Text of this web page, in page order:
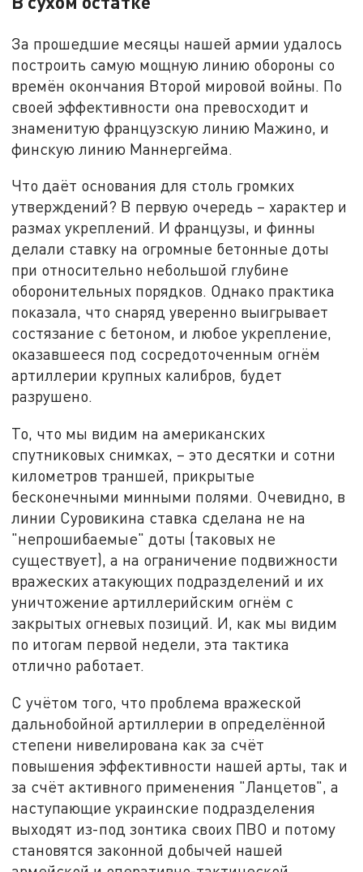
За прошедшие месяцы нашей армии удалось
построить самую мощную линию обороны со
времён окончания Второй мировой войны. По
своей эффективности она превосходит и
знаменитую французскую линию Мажино, и
финскую линию Маннергейма.
Что даёт основания для столь громких
утверждений? В первую очередь – характер и
размах укреплений. И французы, и финны
делали ставку на огромные бетонные доты
при относительно небольшой глубине
оборонительных порядков. Однако практика
показала, что снаряд уверенно выигрывает
состязание с бетоном, и любое укрепление,
оказавшееся под сосредоточенным огнём
артиллерии крупных калибров, будет
разрушено.
То, что мы видим на американских
спутниковых снимках, – это десятки и сотни
километров траншей, прикрытые
бесконечными минными полями. Очевидно, в
линии Суровикина ставка сделана не на
"непрошибаемые" доты (таковых не
существует), а на ограничение подвижности
вражеских атакующих подразделений и их
уничтожение артиллерийским огнём с
закрытых огневых позиций. И, как мы видим
по итогам первой недели, эта тактика
отлично работает.
С учётом того, что проблема вражеской
дальнобойной артиллерии в определённой
степени нивелирована как за счёт
повышения эффективности нашей арты, так и
за счёт активного применения "Ланцетов", а
наступающие украинские подразделения
выходят из-под зонтика своих ПВО и потому
становятся законной добычей нашей